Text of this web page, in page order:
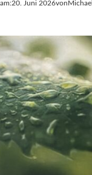
20. Juni 2026von